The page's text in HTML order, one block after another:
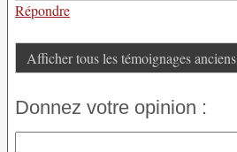
Répondre
Afficher tous les témoignages anciens
Donnez votre opinion :